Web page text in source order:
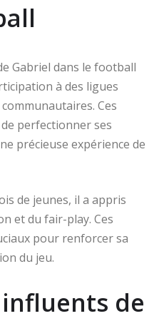
Gabriel dans le football
à des ligues
Ces
perfectionner ses
précieuse expérience de
de jeunes, il a appris
et du fair-play. Ces
pour renforcer sa
du jeu.
de